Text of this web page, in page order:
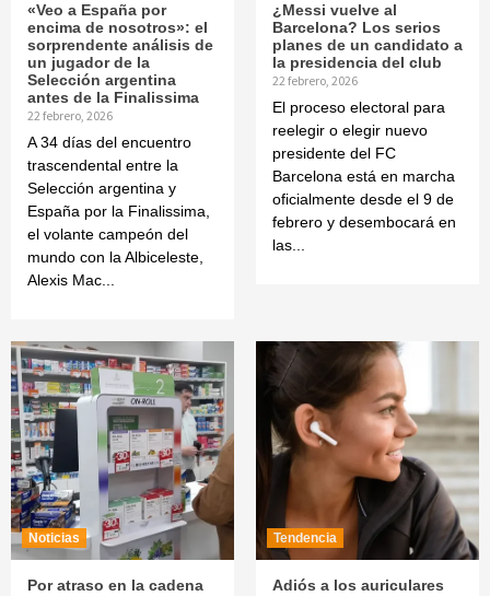
«Veo a España por
encima de nosotros»: el
sorprendente análisis de
un jugador de la
Selección argentina
antes de la Finalissima
22 febrero, 2026
A 34 días del encuentro
trascendental entre la
Selección argentina y
España por la Finalissima,
el volante campeón del
mundo con la Albiceleste,
Alexis Mac...
¿Messi vuelve al
Barcelona? Los serios
planes de un candidato a
la presidencia del club
22 febrero, 2026
El proceso electoral para
reelegir o elegir nuevo
presidente del FC
Barcelona está en marcha
oficialmente desde el 9 de
febrero y desembocará en
las...
Noticias
Por atraso en la cadena
Tendencia
Adiós a los auriculares